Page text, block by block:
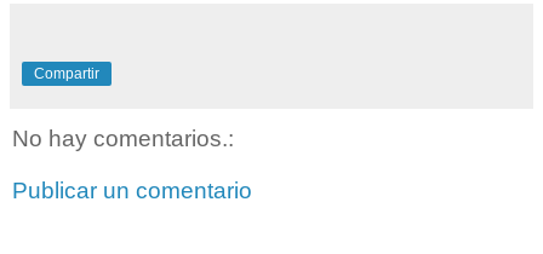
Compartir
No hay comentarios.:
Publicar un comentario